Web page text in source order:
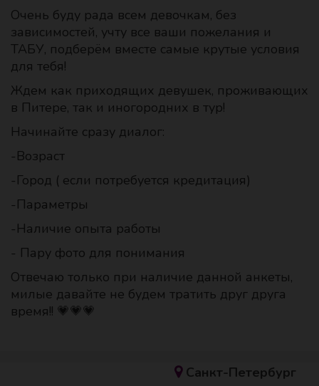
Очень буду рада всем девочкам, без
зависимостей, учту все ваши пожелания и
ТАБУ, подберём вместе самые крутые условия
для тебя!
Ждем как приходящих девушек, проживающих
в Питере, так и иногородних в тур!
Начинайте сразу диалог:
-Возраст
-Город ( если потребуется кредитация)
-Параметры
-Наличие опыта работы
- Пару фото для понимания
Отвечаю только при наличие данной анкеты,
милые давайте не будем тратить друг друга
время!! 💗💗💗
Санкт-Петербург